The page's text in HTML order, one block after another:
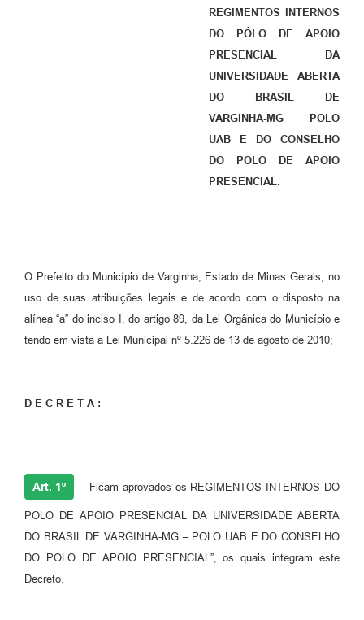
REGIMENTOS INTERNOS
DO PÓLO DE APOIO
PRESENCIAL DA
UNIVERSIDADE ABERTA
DO BRASIL DE
VARGINHA-MG – POLO
UAB E DO CONSELHO
DO POLO DE APOIO
PRESENCIAL.
O Prefeito do Município de Varginha, Estado de Minas Gerais, no
uso de suas atribuições legais e de acordo com o disposto na
alínea “a” do inciso I, do artigo 89, da Lei Orgânica do Município e
tendo em vista a Lei Municipal nº 5.226 de 13 de agosto de 2010;
D E C R E T A :
Art. 1º Ficam aprovados os REGIMENTOS INTERNOS DO
POLO DE APOIO PRESENCIAL DA UNIVERSIDADE ABERTA
DO BRASIL DE VARGINHA-MG – POLO UAB E DO CONSELHO
DO POLO DE APOIO PRESENCIAL”, os quais integram este
Decreto.